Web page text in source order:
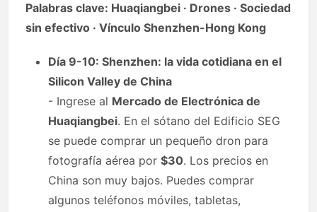
Palabras clave: Huaqiangbei · Drones · Sociedad
sin efectivo · Vínculo Shenzhen-Hong Kong
Día 9-10: Shenzhen: la vida cotidiana en el
Silicon Valley de China
- Ingrese al Mercado de Electrónica de
Huaqiangbei. En el sótano del Edificio SEG
se puede comprar un pequeño dron para
fotografía aérea por $30. Los precios en
China son muy bajos. Puedes comprar
algunos teléfonos móviles, tabletas,